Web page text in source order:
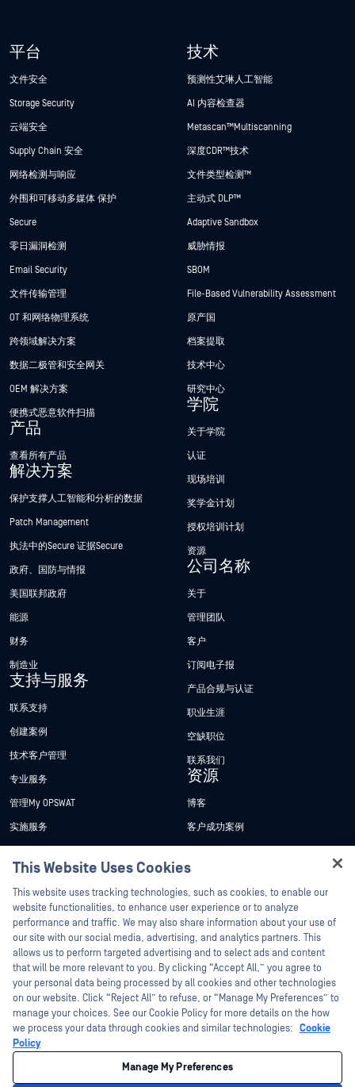
平台
文件安全
Storage Security
云端安全
Supply Chain 安全
网络检测与响应
外围和可移动多媒体 保护
Secure
零日漏洞检测
Email Security
文件传输管理
OT 和网络物理系统
跨领域解决方案
数据二极管和安全网关
OEM 解决方案
便携式恶意软件扫描
产品
查看所有产品
解决方案
保护支撑人工智能和分析的数据
Patch Management
执法中的Secure 证据Secure
政府、国防与情报
美国联邦政府
能源
财务
制造业
支持与服务
联系支持
创建案例
技术客户管理
专业服务
管理My OPSWAT
实施服务
技术文档
培训
漏洞计划
合作伙伴
认证
技术合作伙伴
渠道合作伙伴计划
技术
预测性艾琳人工智能
AI 内容检查器
Metascan™ Multiscanning
深度CDR™技术
文件类型检测™
主动式 DLP™
Adaptive Sandbox
威胁情报
SBOM
File-Based Vulnerability Assessment
原产国
档案提取
技术中心
研究中心
学院
关于学院
认证
现场培训
奖学金计划
授权培训计划
资源
公司名称
关于
管理团队
客户
订阅电子报
产品合规与认证
职业生涯
空缺职位
联系我们
资源
博客
客户成功案例
新闻报道
活动
网络研讨会
产品型录
白皮书
免费工具
©2026OPSWAT . 保留所有权利。OPSWAT、MetaDefender、Metascan、
MetaAccess、OPSWAT 、"不信任文件，不信任设备"、"OPSWAT "、"保护全球关
键基础设施"、"Deep CDR™技术"、"InQuest"、"InQuest标
This Website Uses Cookies
This website uses tracking technologies, such as cookies, to enable our
website functionalities, to enhance user experience or to analyze
performance and traffic. We may also share information about your use of
our site with our social media, advertising, and analytics partners. This
allows us to perform targeted advertising and to select ads and content
that will be more relevant to you. By clicking “Accept All,” you agree to
your personal data being processed by all cookies and other technologies
on our website. Click “Reject All” to refuse, or “Manage My Preferences” to
manage your choices. See our Cookie Policy for more details on the how
we process your data through cookies and similar technologies: Cookie
Policy
Manage My Preferences
Hey there!
I'm Ozzy, your OPSWAT virtual assistant.
How can I help you secure what's critical
today?